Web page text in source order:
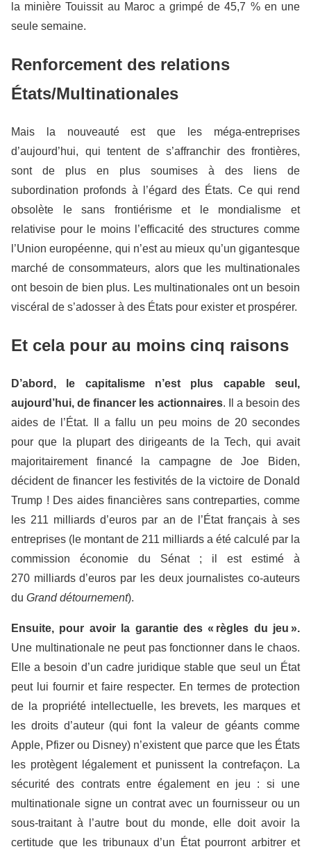
la minière Touissit au Maroc a grimpé de 45,7 % en une
seule semaine.
Renforcement des relations
États/Multinationales
Mais la nouveauté est que les méga-entreprises
d’aujourd’hui, qui tentent de s’affranchir des frontières,
sont de plus en plus soumises à des liens de
subordination profonds à l’égard des États. Ce qui rend
obsolète le sans frontiérisme et le mondialisme et
relativise pour le moins l’efficacité des structures comme
l’Union européenne, qui n’est au mieux qu’un gigantesque
marché de consommateurs, alors que les multinationales
ont besoin de bien plus. Les multinationales ont un besoin
viscéral de s’adosser à des États pour exister et prospérer.
Et cela pour au moins cinq raisons
D’abord, le capitalisme n’est plus capable seul,
aujourd’hui, de financer les actionnaires. Il a besoin des
aides de l’État. Il a fallu un peu moins de 20 secondes
pour que la plupart des dirigeants de la Tech, qui avait
majoritairement financé la campagne de Joe Biden,
décident de financer les festivités de la victoire de Donald
Trump ! Des aides financières sans contreparties, comme
les 211 milliards d’euros par an de l’État français à ses
entreprises (le montant de 211 milliards a été calculé par la
commission économie du Sénat ; il est estimé à
270 milliards d’euros par les deux journalistes co-auteurs
du Grand détournement).
Ensuite, pour avoir la garantiedes « règles du jeu ».
Une multinationale ne peut pas fonctionner dans le chaos.
Elle a besoin d’un cadre juridique stable que seul un État
peut lui fournir et faire respecter. En termes de protection
de la propriété intellectuelle, les brevets, les marques et
les droits d’auteur (qui font la valeur de géants comme
Apple, Pfizer ou Disney) n’existent que parce que les États
les protègent légalement et punissent la contrefaçon. La
sécurité des contrats entre également en jeu : si une
multinationale signe un contrat avec un fournisseur ou un
sous-traitant à l’autre bout du monde, elle doit avoir la
certitude que les tribunaux d’un État pourront arbitrer et